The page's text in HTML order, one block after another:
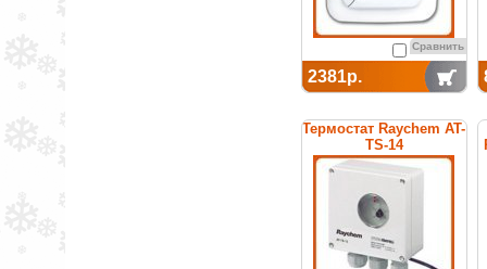
Сравнить
2381р.
Термостат Raychem AT-
TS-14